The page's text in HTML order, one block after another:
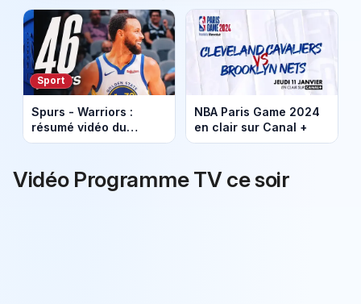
Sport
Spurs - Warriors :
résumé vidéo du
match. Victoire de
120).
NBA Paris Game 2024
en clair sur Canal +
Vidéo Programme TV ce soir